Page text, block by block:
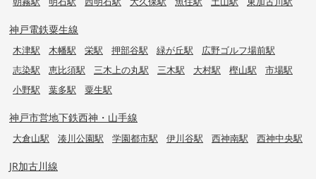
神戸電鉄粟生線
木津駅 木幡駅 栄駅 押部谷駅 緑が丘駅
広野ゴルフ場前駅
志染駅
恵比須駅 三木上の丸駅 三木駅 大村駅 樫山駅
市場駅
小野駅
葉多駅 粟生駅
神戸市営地下鉄西神・山手線
大倉山駅 湊川公園駅 学園都市駅 伊川谷駅 西神南駅 西神中央駅
JR加古川線